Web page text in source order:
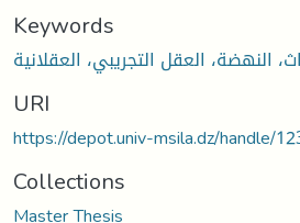
Keywords
URI
https://depot.univ-msila.dz/handle/
Collections
Master Thesis